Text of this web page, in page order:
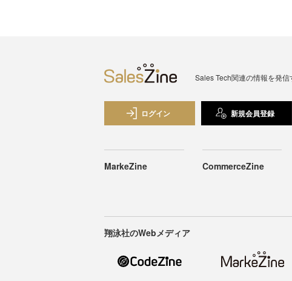
Sales Tech関連の情報を発信
ログイン 新規会員登録
MarkeZine CommerceZine
翔泳社のWebメディア